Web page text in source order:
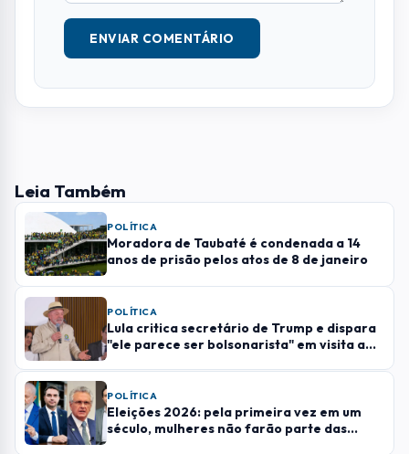
ENVIAR COMENTÁRIO
Leia Também
POLÍTICA
Moradora de Taubaté é condenada a 14
anos de prisão pelos atos de 8 de janeiro
POLÍTICA
Lula critica secretário de Trump e dispara
"ele parece ser bolsonarista" em visita a
POLÍTICA
Eleições 2026: pela primeira vez em um
século, mulheres não farão parte das